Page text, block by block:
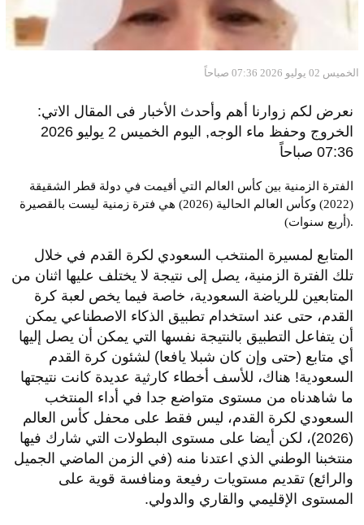
الخميس 02 يوليو 2026 07:36 صباحاً
نعرض لكم زوارنا أهم وأحدث الأخبار فى المقال الاتي:
الخروج وحفظ ماء الوجه, اليوم الخميس 2 يوليو 2026
07:36 صباحاً
الفترة الزمنية بين كأس العالم التي أقيمت في دولة قطر الشقيقة
(2022) وكأس العالم الحالية (2026) هي فترة زمنية ليست بالقصيرة
(أربع سنوات).
المتابع لمسيرة المنتخب السعودي لكرة القدم في خلال
تلك الفترة الزمنية، يصل إلى نتيجة لا يختلف عليها اثنان من
المتابعين للرياضة السعودية، خاصة فيما يخص لعبة كرة
القدم، حتى عند استخدام تطبيق الذكاء الاصطناعي يمكن
أن يتفاعل التطبيق بالنتيجة نفسها التي يمكن أن يصل إليها
أي متابع (حتى وإن كان شبلا يافعا) لشئون كرة القدم
السعودية! هناك، للأسف أخطاء كارثية عديدة كانت نتيجتها
ما شاهدناه من مستوى متواضع جدا في أداء المنتخب
السعودي لكرة القدم، ليس فقط على محفل كأس العالم
(2026)، لكن أيضا على مستوى البطولات التي شارك فيها
منتخبنا الوطني الذي اعتدنا منه (في الزمن الماضي الجميل
والرائع) تقديم مستويات رفيعة ومنافسة قوية على
المستوى الإقليمي والقاري والدولي.